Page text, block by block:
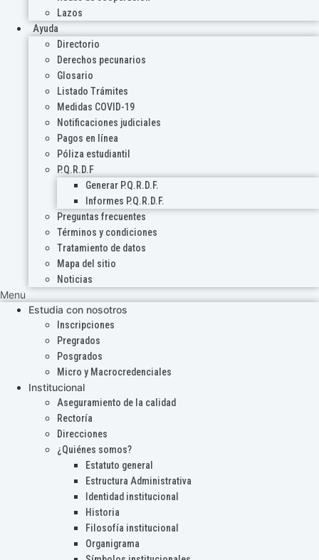
Lazos
Ayuda
Directorio
Derechos pecunarios
Glosario
Listado Trámites
Medidas COVID-19
Notificaciones judiciales
Pagos en línea
Póliza estudiantil
P.Q.R.D.F
Generar P.Q.R.D.F.
Informes P.Q.R.D.F.
Preguntas frecuentes
Términos y condiciones
Tratamiento de datos
Mapa del sitio
Noticias
Menu
Estudia con nosotros
Inscripciones
Pregrados
Posgrados
Micro y Macrocredenciales
Institucional
Aseguramiento de la calidad
Rectoría
Direcciones
¿Quiénes somos?
Estatuto general
Estructura Administrativa
Identidad institucional
Historia
Filosofía institucional
Organigrama